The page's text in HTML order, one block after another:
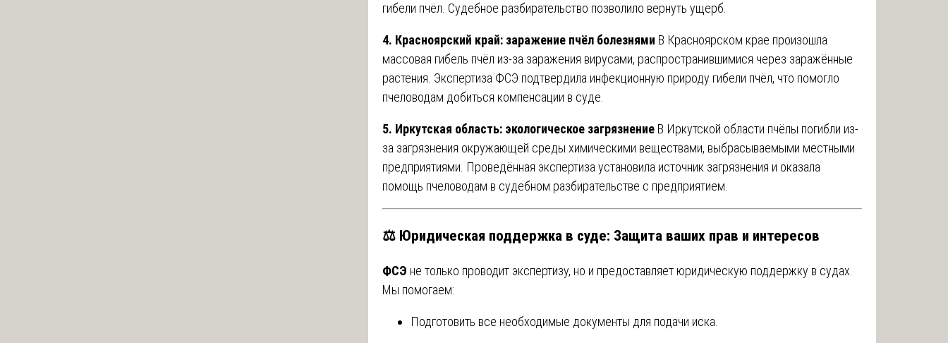
гибели пчёл. Судебное разбирательство позволило вернуть ущерб.
4. Красноярский край: заражение пчёл болезнями В Красноярском крае произошла
массовая гибель пчёл из-за заражения вирусами, распространившимися через заражённые
растения. Экспертиза ФСЭ подтвердила инфекционную природу гибели пчёл, что помогло
пчеловодам добиться компенсации в суде.
5. Иркутская область: экологическое загрязнение В Иркутской области пчёлы погибли из-
за загрязнения окружающей среды химическими веществами, выбрасываемыми местными
предприятиями. Проведённая экспертиза установила источник загрязнения и оказала
помощь пчеловодам в судебном разбирательстве с предприятием.
⚖️ Юридическая поддержка в суде: Защита ваших прав и интересов
ФСЭ не только проводит экспертизу, но и предоставляет юридическую поддержку в судах.
Мы помогаем:
Подготовить все необходимые документы для подачи иска.